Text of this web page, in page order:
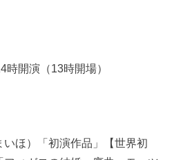
開演（13時開場）
ほ）「初演作品」【世界初